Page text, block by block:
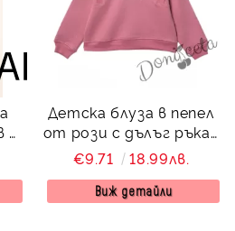
в
Детска блуза в пепел
от рози с дълъг ръкав
за момиче с надпис и
блестящи камъчета
€9.71 18.99лв.
Виж детайли